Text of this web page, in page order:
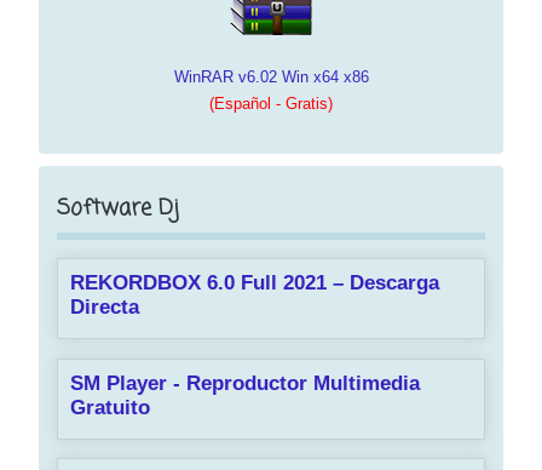
WinRAR v6.02 Win x64 x86
(Español - Gratis)
Software Dj
REKORDBOX 6.0 Full 2021 – Descarga
Directa
SM Player - Reproductor Multimedia
Gratuito